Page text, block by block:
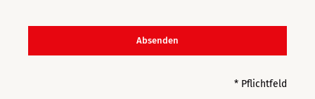
* Pflichtfeld